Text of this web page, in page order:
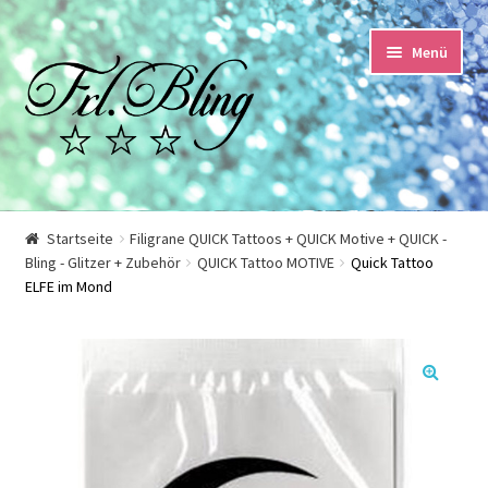
Zur
Navigation
springen
Springe
zum
Inhalt
Menü
Start
AGB und Kundeninformationen
Echtheit von Bewertungen
Startseite
Filigrane QUICK Tattoos + QUICK Motive + QUICK -
Bling - Glitzer + Zubehör
QUICK Tattoo MOTIVE
Quick Tattoo
ELFE im Mond